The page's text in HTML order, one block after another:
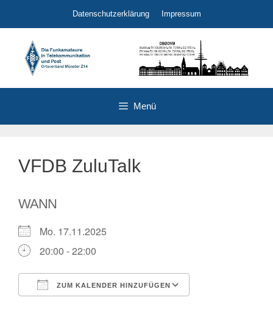
springen
Datenschutzerklärung Impressum
Menü
VFDB ZuluTalk
WANN
Mo. 17.11.2025
20:00 - 22:00
ZUM KALENDER HINZUFÜGEN